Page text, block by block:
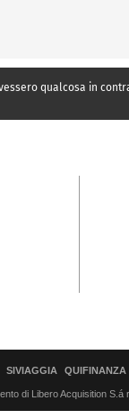
qualcosa in
SIVIAGGIA QUIFINANZA
di Libero Acquisition S.á